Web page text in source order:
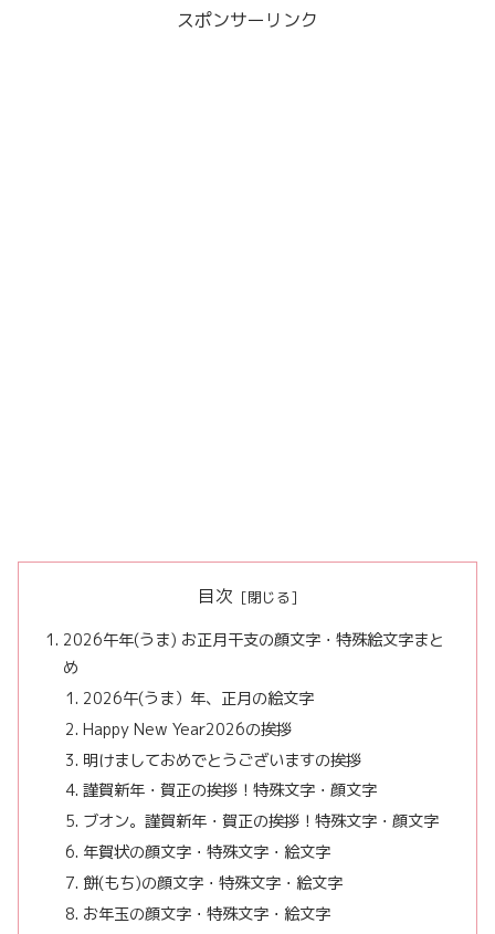
スポンサーリンク
目次
2026午年(うま) お正月干支の顔文字・特殊絵文字まと
め
2026午(うま）年、正月の絵文字
Happy New Year2026の挨拶
明けましておめでとうございますの挨拶
謹賀新年・賀正の挨拶！特殊文字・顔文字
ブオン。謹賀新年・賀正の挨拶！特殊文字・顔文字
年賀状の顔文字・特殊文字・絵文字
餅(もち)の顔文字・特殊文字・絵文字
お年玉の顔文字・特殊文字・絵文字